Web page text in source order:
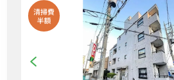
清掃費
半額